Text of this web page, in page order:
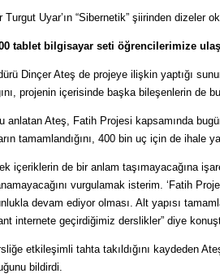
Uyar’ın “Sibernetik” şiirinden dizeler
tablet bilgisayar seti öğrencilerimize
Dinçer Ateş de projeye ilişkin yaptığı
projenin içerisinde başka bileşenlerin de
anlatan Ateş, Fatih Projesi kapsamında
tamamlandığını, 400 bin uç için de ihale
içeriklerin de bir anlam taşımayacağına
vurgulamak isterim. ‘Fatih
devam ediyor olması. Alt yapısı
internete geçirdiğimiz derslikler” diye
etkileşimli tahta takıldığını kaydeden
bildirdi.